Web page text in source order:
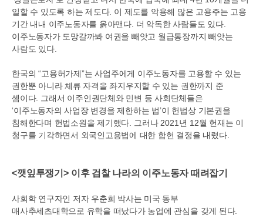
일할 수 있도록 하는 제도다. 이 제도를 악용해 많은 고용주는 고용
기간 내내 이주노동자를 옭아맨다. 더 악독한 사람들도 있다.
이주노동자가 도망갈까봐 여권을 빼앗고 월급통장까지 빼앗는
사람도 있다.
한국의“고용허가제”는 사업주에게 이주노동자를 고용할 수 있는
권한뿐 아니라 체류 자격을 좌지우지할 수 있는 권한까지 준
셈이다. 그래서 이주인권단체와 민변 등 사회단체들은
‘이주노동자의 사업장 변경을 제한하는 법’이 헌법상 기본권을
침해한다며 헌법소원을 제기했다. 그러나2021년 12월 헌재는 이
청구를 기각하면서 외국인고용법에 대한 합헌 결정을 내렸다.
<깻잎투쟁기 > 이후 검찰 나라의 이주노동자 때려잡기
사회학 연구자인 저자 우춘희 박사는 미국 동부
매사추세츠대학으로 유학을 떠났다가 농업에 관심을 갖게 된다.